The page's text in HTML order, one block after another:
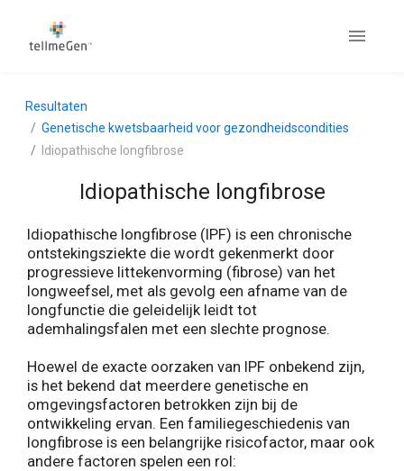
Resultaten
Genetische kwetsbaarheid voor gezondheidscondities
Idiopathische longfibrose
Idiopathische longfibrose
Idiopathische longfibrose (IPF) is een chronische
ontstekingsziekte die wordt gekenmerkt door
progressieve littekenvorming (fibrose) van het
longweefsel, met als gevolg een afname van de
longfunctie die geleidelijk leidt tot
ademhalingsfalen met een slechte prognose.
Hoewel de exacte oorzaken van IPF onbekend zijn,
is het bekend dat meerdere genetische en
omgevingsfactoren betrokken zijn bij de
ontwikkeling ervan. Een familiegeschiedenis van
longfibrose is een belangrijke risicofactor, maar ook
andere factoren spelen een rol: